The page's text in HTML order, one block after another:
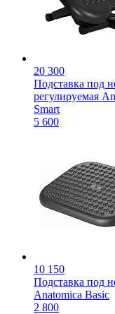
20 300
Подставка под
регулируемая
Smart
5 600
10 150
Подставка под
Anatomica Basic
2 800